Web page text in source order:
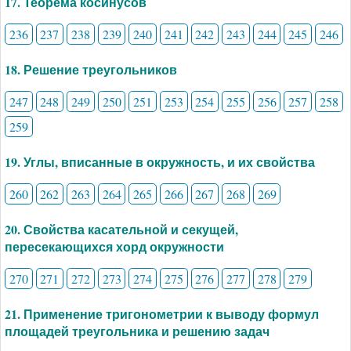
236 237 238 239 240 241 242 243 244 245 246
18. Решение треугольников
247 248 249 250 251 253 254 255 256 257
258
259
19. Углы, вписанные в окружность, и их свойства
260 262 263 264 265 266 267 268 269
20. Свойства касательной и секущей,
пересекающихся хорд окружности
270 271 272 273 274 275 276 277 278 279
21. Применение тригонометрии к выводу формул
площадей треугольника и решению задач